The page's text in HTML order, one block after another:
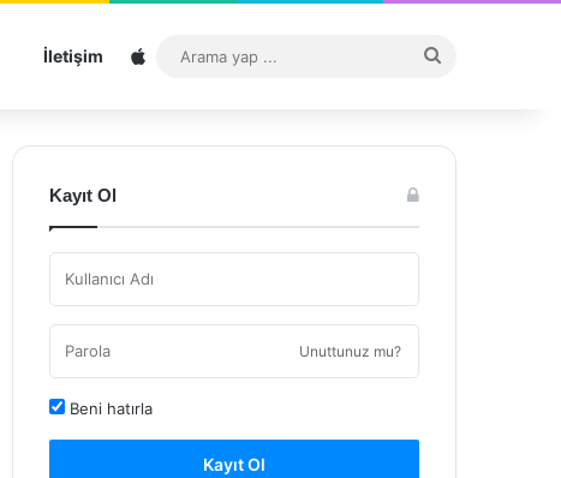
İletişim Sitemap
...
Kayıt Ol
Unuttunuz mu?
Beni hatırla
Kayıt Ol